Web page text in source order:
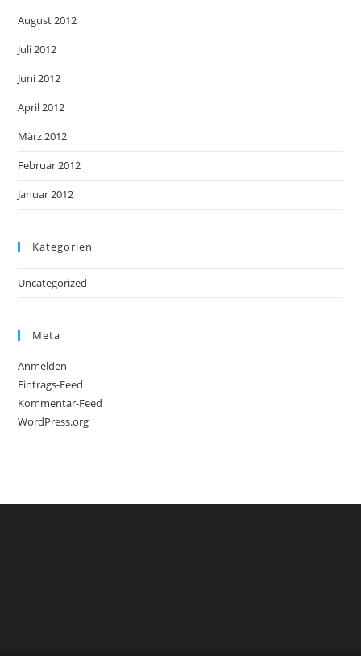
August 2012
Juli 2012
Juni 2012
April 2012
März 2012
Februar 2012
Januar 2012
Kategorien
Uncategorized
Meta
Anmelden
Eintrags-Feed
Kommentar-Feed
WordPress.org